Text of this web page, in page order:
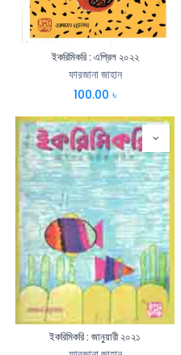
ইকরিমিকরি : এপ্রিল ২০২২
ফারজানা জাহান
100.00 ৳
ইকরিমিকরি : জানুয়ারী ২০২১